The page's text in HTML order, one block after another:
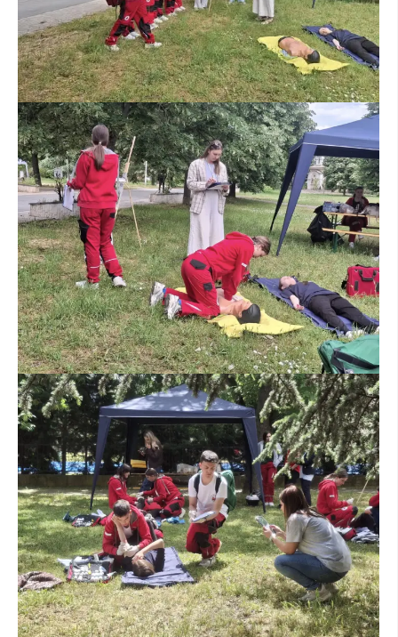
ЕДУКАТИВНО ИНФОРМАТИВНИ МАТЕРИЈАЛИ
БРОШУРИ
ПОСТЕРИ
ПРЕЗЕНТАЦИИ